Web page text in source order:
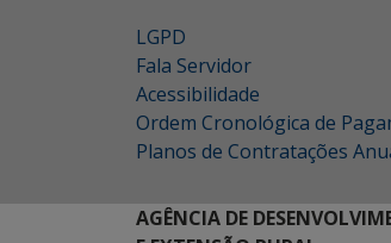
LGPD
Fala Servidor
Acessibilidade
Ordem Cronológica de
Planos de Contratações
AGÊNCIA DE